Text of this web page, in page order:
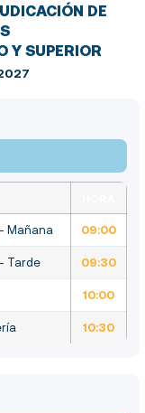
horas del día
la página web de
formularios/
con los
Profesional de
de Vehículos
Grado
DE
Y SUPERIOR
Mañana 09:00
Tarde 09:30
10:00
10:30